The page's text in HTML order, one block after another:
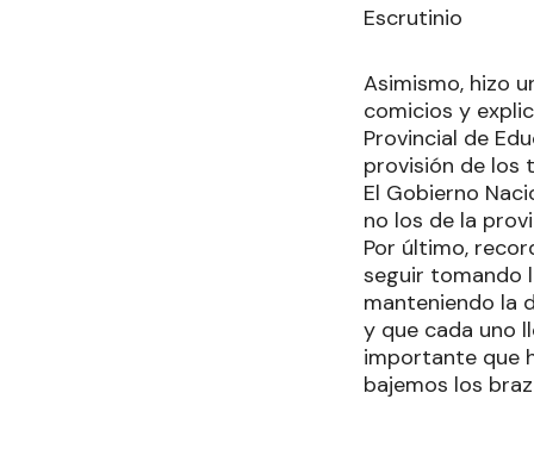
Escrutinio
Asimismo, hizo
comicios y
Provincial de
provisión de los
El Gobierno
no los de la
Por último,
seguir tomando
manteniendo la
y que cada uno
importante que
bajemos los